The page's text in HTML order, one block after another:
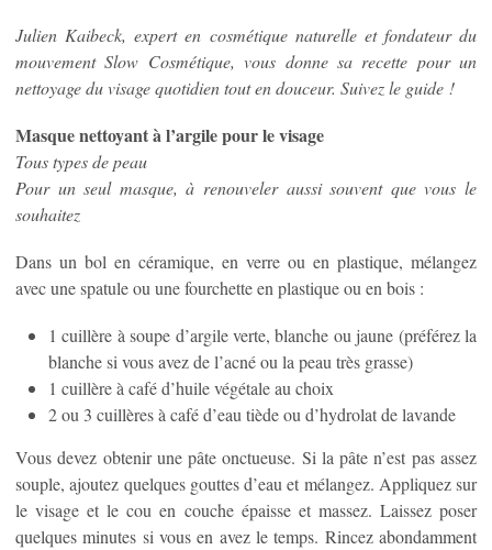
Julien Kaibeck, expert en cosmétique naturelle et fondateur du
mouvement Slow Cosmétique, vous donne sa recette pour un
nettoyage du visage quotidien tout en douceur. Suivez le guide !
Masque nettoyant à l’argile pour le visage
Tous types de peau
Pour un seul masque, à renouveler aussi souvent que vous le
souhaitez
Dans un bol en céramique, en verre ou en plastique, mélangez
avec une spatule ou une fourchette en plastique ou en bois :
1 cuillère à soupe d’argile verte, blanche ou jaune (préférez la
blanche si vous avez de l’acné ou la peau très grasse)
1 cuillère à café d’huile végétale au choix
2 ou 3 cuillères à café d’eau tiède ou d’hydrolat de lavande
Vous devez obtenir une pâte onctueuse. Si la pâte n’est pas assez
souple, ajoutez quelques gouttes d’eau et mélangez. Appliquez sur
le visage et le cou en couche épaisse et massez. Laissez poser
quelques minutes si vous en avez le temps. Rincez abondamment